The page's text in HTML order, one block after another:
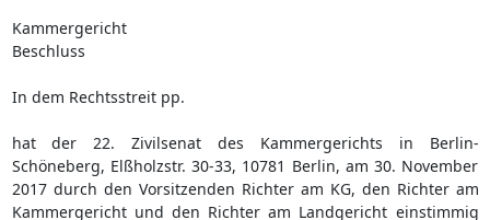
Kammergericht
Beschluss
In dem Rechtsstreit pp.
hat der 22. Zivilsenat des Kammergerichts in Berlin-
Schöneberg, Elßholzstr. 30-33, 10781 Berlin, am 30. November
2017 durch den Vorsitzenden Richter am KG, den Richter am
Kammergericht und den Richter am Landgericht einstimmig